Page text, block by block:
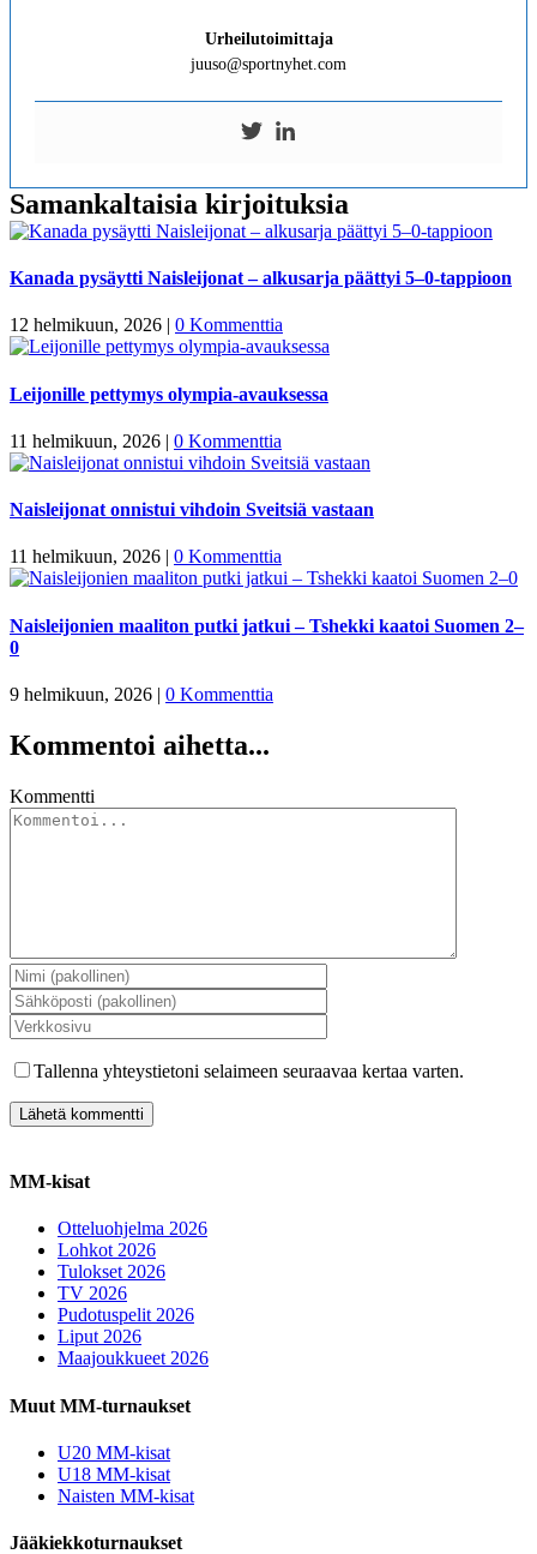
Urheilutoimittaja
juuso@sportnyhet.com
Samankaltaisia kirjoituksia
Kanada pysäytti Naisleijonat – alkusarja päättyi 5–0-tappioon
12 helmikuun, 2026 | 0 Kommenttia
Leijonille pettymys olympia-avauksessa
11 helmikuun, 2026 | 0 Kommenttia
Naisleijonat onnistui vihdoin Sveitsiä vastaan
11 helmikuun, 2026 0 Kommenttia
Naisleijonien maaliton putki jatkui – Tshekki kaatoi Suomen 2–
0
9 helmikuun, 2026 | 0 Kommenttia
Kommentoi aihetta...
Kommentti
Tallenna yhteystietoni selaimeen seuraavaa kertaa varten.
MM-kisat
Otteluohjelma 2026
Lohkot 2026
Tulokset 2026
TV 2026
Pudotuspelit 2026
Liput 2026
Maajoukkueet 2026
Muut MM-turnaukset
U20 MM-kisat
U18 MM-kisat
Naisten MM-kisat
Jääkiekkoturnaukset